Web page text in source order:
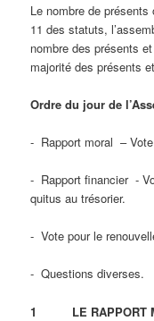
Le nombre de présents
11 des statuts,
nombre des présents
majorité des présents
Ordre du jour de
‑ Rapport moral –
‑ Rapport financier ‑
quitus au trésorier.
‑ Vote pour le
‑ Questions diverses.
1 LE RAPPORT